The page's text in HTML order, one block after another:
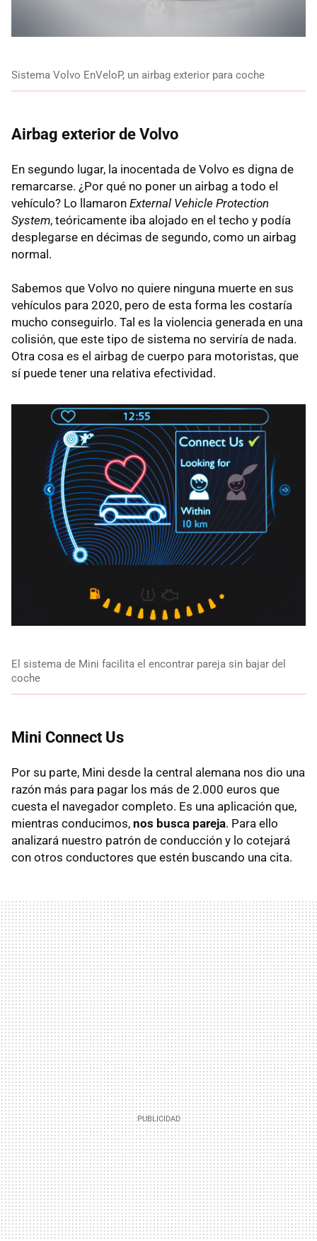
Sistema Volvo EnVeloP, un airbag exterior para coche
Airbag exterior de Volvo
En segundo lugar, la inocentada de Volvo es digna de
remarcarse. ¿Por qué no poner un airbag a todo el
vehículo? Lo llamaron External Vehicle Protection
System, teóricamente iba alojado en el techo y podía
desplegarse en décimas de segundo, como un airbag
normal.
Sabemos que Volvo no quiere ninguna muerte en sus
vehículos para 2020, pero de esta forma les costaría
mucho conseguirlo. Tal es la violencia generada en una
colisión, que este tipo de sistema no serviría de nada.
Otra cosa es el airbag de cuerpo para motoristas, que
sí puede tener una relativa efectividad.
El sistema de Mini facilita el encontrar pareja sin bajar del
coche
Mini Connect Us
Por su parte, Mini desde la central alemana nos dio una
razón más para pagar los más de 2.000 euros que
cuesta el navegador completo. Es una aplicación que,
mientras conducimos, nos busca pareja. Para ello
analizará nuestro patrón de conducción y lo cotejará
con otros conductores que estén buscando una cita.